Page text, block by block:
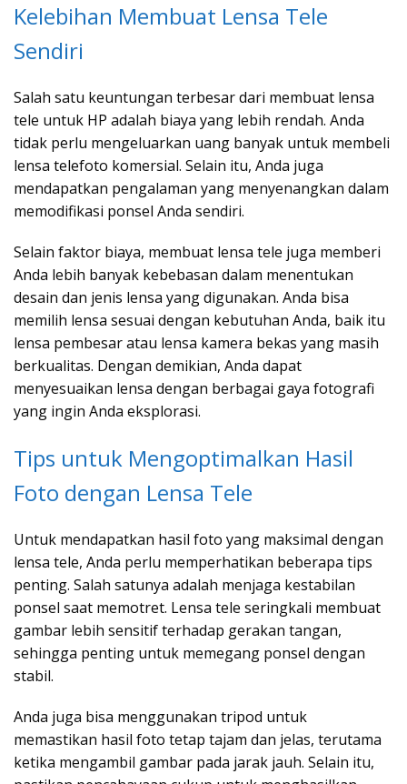
Kelebihan Membuat Lensa Tele
Sendiri
Salah satu keuntungan terbesar dari membuat lensa
tele untuk HP adalah biaya yang lebih rendah. Anda
tidak perlu mengeluarkan uang banyak untuk membeli
lensa telefoto komersial. Selain itu, Anda juga
mendapatkan pengalaman yang menyenangkan dalam
memodifikasi ponsel Anda sendiri.
Selain faktor biaya, membuat lensa tele juga memberi
Anda lebih banyak kebebasan dalam menentukan
desain dan jenis lensa yang digunakan. Anda bisa
memilih lensa sesuai dengan kebutuhan Anda, baik itu
lensa pembesar atau lensa kamera bekas yang masih
berkualitas. Dengan demikian, Anda dapat
menyesuaikan lensa dengan berbagai gaya fotografi
yang ingin Anda eksplorasi.
Tips untuk Mengoptimalkan Hasil
Foto dengan Lensa Tele
Untuk mendapatkan hasil foto yang maksimal dengan
lensa tele, Anda perlu memperhatikan beberapa tips
penting. Salah satunya adalah menjaga kestabilan
ponsel saat memotret. Lensa tele seringkali membuat
gambar lebih sensitif terhadap gerakan tangan,
sehingga penting untuk memegang ponsel dengan
stabil.
Anda juga bisa menggunakan tripod untuk
memastikan hasil foto tetap tajam dan jelas, terutama
ketika mengambil gambar pada jarak jauh. Selain itu,